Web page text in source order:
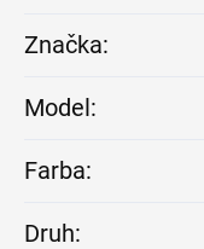
Značka:
Model:
Farba:
Druh: